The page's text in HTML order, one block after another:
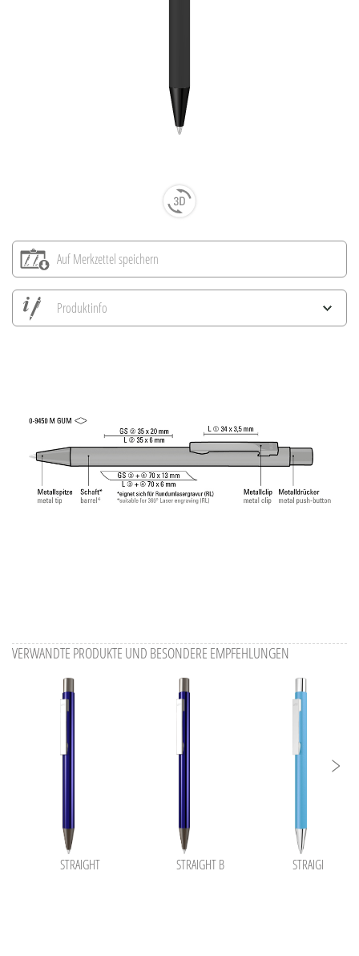
Auf Merkzettel speichern
Produktinfo
VERWANDTE PRODUKTE UND BESONDERE EMPFEHLUNGEN
STRAIGHT STRAIGHT B STRAIGHT SI